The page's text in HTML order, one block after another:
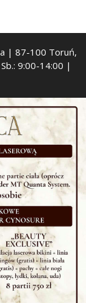
| 87-100 Toruń,
9:00-14:00 |